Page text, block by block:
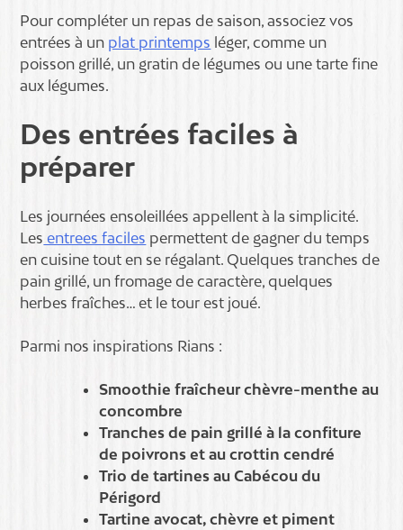
Pour compléter un repas de saison, associez vos
entrées à un plat printemps léger, comme un
poisson grillé, un gratin de légumes ou une tarte fine
aux légumes.
Des entrées faciles à
préparer
Les journées ensoleillées appellent à la simplicité.
Les entrees faciles permettent de gagner du temps
en cuisine tout en se régalant. Quelques tranches de
pain grillé, un fromage de caractère, quelques
herbes fraîches… et le tour est joué.
Parmi nos inspirations Rians :
Smoothie fraîcheur chèvre-menthe au
concombre
Tranches de pain grillé à la confiture
de poivrons et au crottin cendré
Trio de tartines au Cabécou du
Périgord
Tartine avocat, chèvre et piment